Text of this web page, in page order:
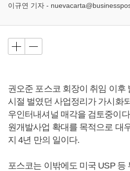
이규연 기자 -
권오준 포스코 회장이 취임 이후
시절 벌였던 사업정리가 가시화
우인터내셔널 매각을 검토중이
원개발사업 확대를 목적으로 대
지 4년 만의 일이다.
포스코는 이밖에도 미국 USP 등